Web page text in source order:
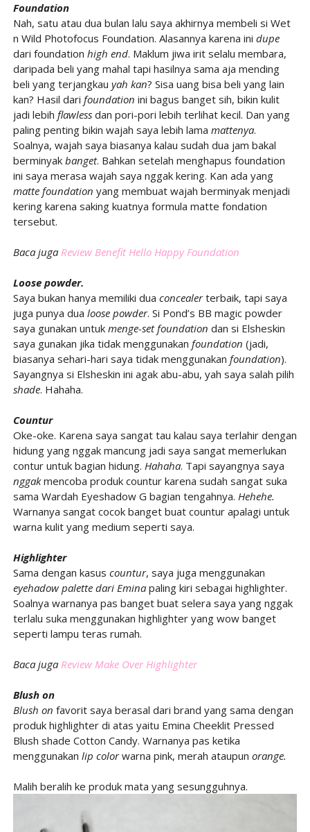
Foundation
Nah, satu atau dua bulan lalu saya akhirnya membeli si Wet
n Wild Photofocus Foundation. Alasannya karena ini dupe
dari foundation high end. Maklum jiwa irit selalu membara,
daripada beli yang mahal tapi hasilnya sama aja mending
beli yang terjangkau yah kan? Sisa uang bisa beli yang lain
kan? Hasil dari foundation ini bagus banget sih, bikin kulit
jadi lebih flawlessdan pori-pori lebih terlihat kecil. Dan yang
paling penting bikin wajah saya lebih lama mattenya.
Soalnya, wajah saya biasanya kalau sudah dua jam bakal
berminyak banget. Bahkan setelah menghapus foundation
ini saya merasa wajah saya nggak kering. Kan ada yang
matte foundation yang membuat wajah berminyak menjadi
kering karena saking kuatnya formula matte fondation
tersebut.
Baca juga Review Benefit Hello Happy Foundation
Loose powder.
Saya bukan hanya memiliki dua concealerterbaik, tapi saya
juga punya dua loose powder. Si Pond’s BB magic powder
saya gunakan untuk menge-set foundation dan si Elsheskin
saya gunakan jika tidak menggunakan foundation (jadi,
biasanya sehari-hari saya tidak menggunakan foundation).
Sayangnya si Elsheskin ini agak abu-abu, yah saya salah pilih
shade. Hahaha.
Countur
Oke-oke. Karena saya sangat tau kalau saya terlahir dengan
hidung yang nggak mancung jadi saya sangat memerlukan
contur untuk bagian hidung. Hahaha. Tapi sayangnya saya
nggakmencoba produk countur karena sudah sangat suka
sama Wardah Eyeshadow G bagian tengahnya. Hehehe.
Warnanya sangat cocok banget buat countur apalagi untuk
warna kulit yang medium seperti saya.
Highlighter
Sama dengan kasus countur, saya juga menggunakan
eyehadow palette dari Eminapaling kiri sebagai highlighter.
Soalnya warnanya pas banget buat selera saya yang nggak
terlalu suka menggunakan highlighter yang wow banget
seperti lampu teras rumah.
Baca jugaReview Make Over Highlighter
Blush on
Blush on favorit saya berasal dari brand yang sama dengan
produk highlighter di atas yaitu Emina Cheeklit Pressed
Blush shade Cotton Candy. Warnanya pas ketika
menggunakan lip colorwarna pink, merah ataupun orange.
Malih beralih ke produk mata yang sesungguhnya.